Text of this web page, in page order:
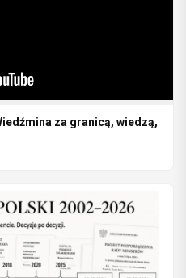
za granicą, wiedzą,